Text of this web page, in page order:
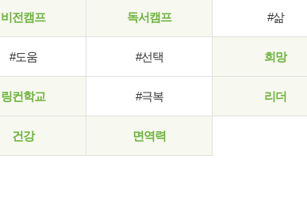
비전캠프 독서캠프 #삶
#도움 #선택 희망
링컨학교 #극복 리더
건강 면역력